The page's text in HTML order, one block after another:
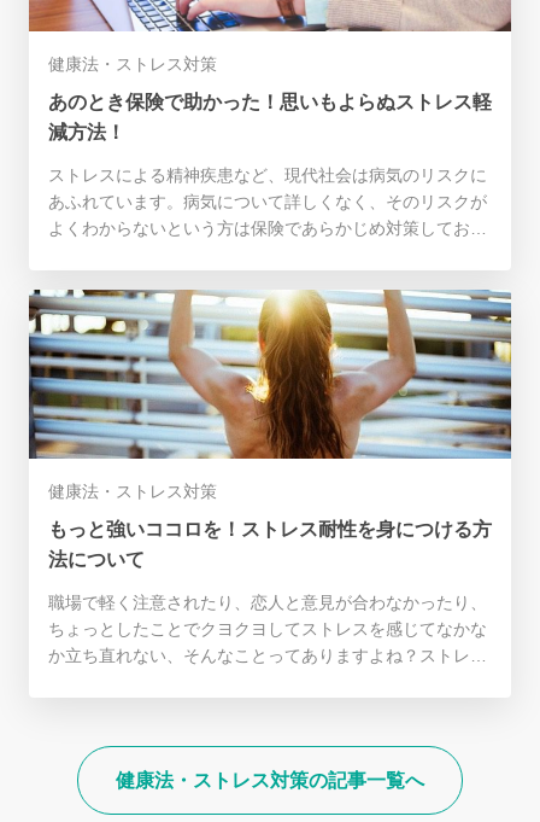
健康法・ストレス対策
あのとき保険で助かった！思いもよらぬストレス軽
減方法！
ストレスによる精神疾患など、現代社会は病気のリスクに
あふれています。病気について詳しくなく、そのリスクが
よくわからないという方は保険であらかじめ対策しておく
険によってストレスが軽減できるかもしれません。
健康法・ストレス対策
もっと強いココロを！ストレス耐性を身につける方
法について
職場で軽く注意されたり、恋人と意見が合わなかったり、
ちょっとしたことでクヨクヨしてストレスを感じてなかな
か立ち直れない、そんなことってありますよね？ストレス
健康法・ストレス対策の記事一覧へ